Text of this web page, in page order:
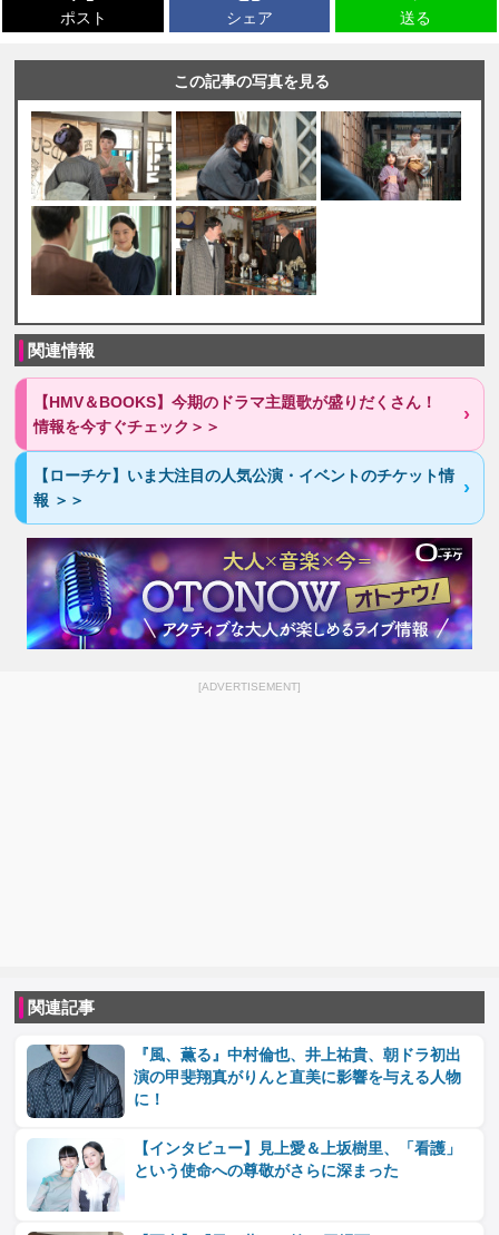
ポスト シェア 送る
この記事の写真を見る
関連情報
【HMV＆BOOKS】今期のドラマ主題歌が盛りだくさん！
情報を今すぐチェック＞＞
【ローチケ】いま大注目の人気公演・イベントのチケット情
報 ＞＞
[ADVERTISEMENT]
関連記事
『風、薫る』中村倫也、井上祐貴、朝ドラ初出
演の甲斐翔真がりんと直美に影響を与える人物
に！
【インタビュー】見上愛＆上坂樹里、「看護」
という使命への尊敬がさらに深まった